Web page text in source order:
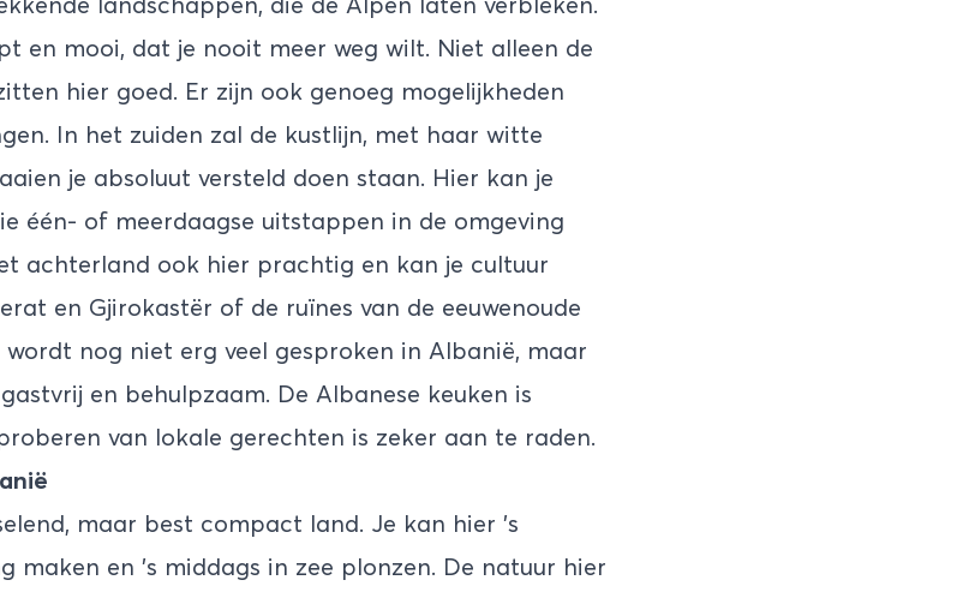
landschappen, die de Alpen laten verbleken.
en mooi, dat je nooit meer weg wilt. Niet alleen de
hier goed. Er zijn ook genoeg mogelijkheden
In het zuiden zal de kustlijn, met haar witte
je absoluut versteld doen staan. Hier kan je
één- of meerdaagse uitstappen in de omgeving
achterland ook hier prachtig en kan je cultuur
en Gjirokastër of de ruïnes van de eeuwenoude
wordt nog niet erg veel gesproken in Albanië, maar
en behulpzaam. De Albanese keuken is
van lokale gerechten is zeker aan te raden.
maar best compact land. Je kan hier ’s
maken en ’s middags in zee plonzen. De natuur hier